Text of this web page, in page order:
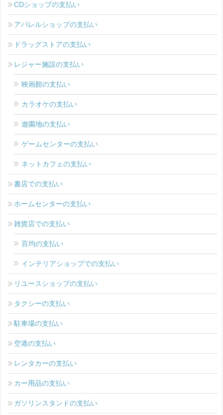
CDショップの支払い
アパレルショップの支払い
ドラッグストアの支払い
レジャー施設の支払い
映画館の支払い
カラオケの支払い
遊園地の支払い
ゲームセンターの支払い
ネットカフェの支払い
書店での支払い
ホームセンターの支払い
雑貨店での支払い
百均の支払い
インテリアショップでの支払い
リユースショップの支払い
タクシーの支払い
駐車場の支払い
空港の支払い
レンタカーの支払い
カー用品の支払い
ガソリンスタンドの支払い